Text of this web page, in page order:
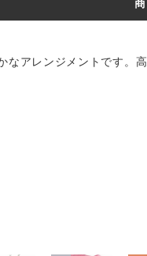
なアレンジメントです。